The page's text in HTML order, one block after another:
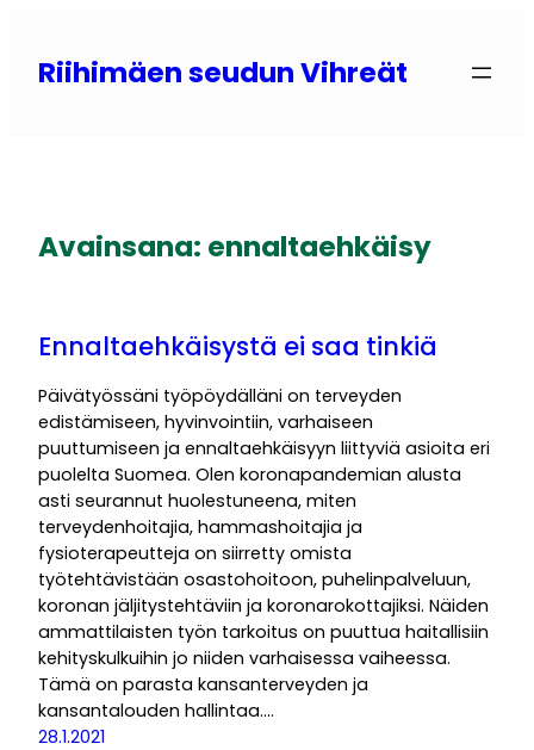
Riihimäen seudun Vihreät
Avainsana: ennaltaehkäisy
Ennaltaehkäisystä ei saa tinkiä
Päivätyössäni työpöydälläni on terveyden
edistämiseen, hyvinvointiin, varhaiseen
puuttumiseen ja ennaltaehkäisyyn liittyviä asioita eri
puolelta Suomea. Olen koronapandemian alusta
asti seurannut huolestuneena, miten
terveydenhoitajia, hammashoitajia ja
fysioterapeutteja on siirretty omista
työtehtävistään osastohoitoon, puhelinpalveluun,
koronan jäljitystehtäviin ja koronarokottajiksi. Näiden
ammattilaisten työn tarkoitus on puuttua haitallisiin
kehityskulkuihin jo niiden varhaisessa vaiheessa.
Tämä on parasta kansanterveyden ja
kansantalouden hallintaa.…
28.1.2021